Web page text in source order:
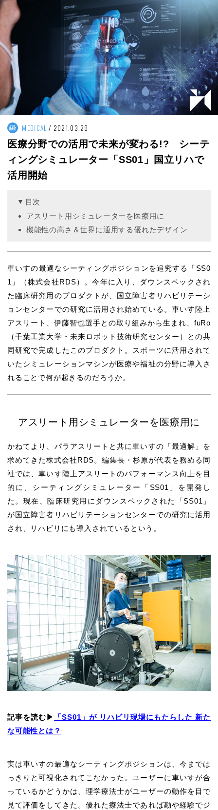
MEDICAL 2021.03.29
医療分野での活用で未来が変わる!? シーテ
ィングシミュレーター「SS01」国立リハで
活用開始
目次
アスリート用シミュレーターを医療用に
機能性の高さ＆世界に通用する優れたデザイン
車いすの最適なシーティングポジションを追究する「SS0
1」（株式会社RDS）。今年に入り、ダウンスペックされ
た臨床研究用のプロダクトが、国立障害者リハビリテーシ
ョンセンターでの研究に活用され始めている。車いす陸上
アスリート、伊藤智也選手との取り組みから生まれ、fuRo
（千葉工業大学・未来ロボット技術研究センター）との共
同研究で完成したこのプロダクト。スポーツに活用されて
いたシミュレーションマシンが医療や福祉の分野に導入さ
れることで何が起きるのだろうか。
アスリート用シミュレーターを医療用に
かねてより、パラアスリートと共に車いすの「最適解」を
求めてきた株式会社RDS。編集長・杉原が代表を務める同
社では、車いす陸上アスリートのパフォーマンス向上を目
的に、シーティングシミュレーター「SS01」を開発し
た。現在、臨床研究用にダウンスペックされた「SS01」
が国立障害者リハビリテーションセンターでの研究に活用
され、リハビリにも導入されているという。
記事を読む▶
「SS01」が リハビリ現場にもたらした 新た
な可能性とは？
実は車いすの最適なシーティングポジションは、今までは
っきりと可視化されてこなかった。ユーザーに車いすが合
っているかどうかは、理学療法士がユーザーの動作を目で
見て評価をしてきた。優れた療法士であれば勘や経験でジ